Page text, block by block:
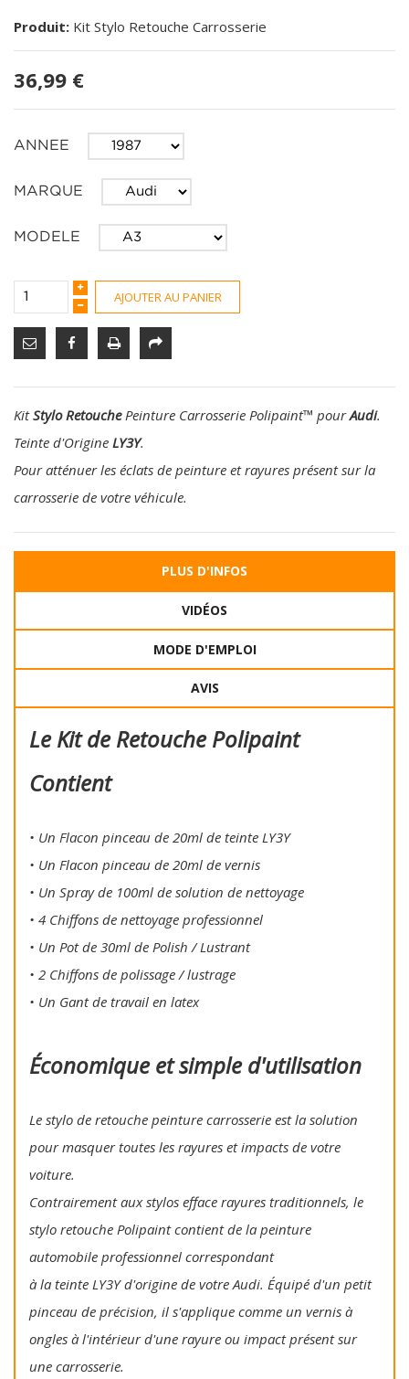
Produit: Kit Stylo Retouche Carrosserie
36,99 €
ANNEE
MARQUE
MODELE
AJOUTER AU PANIER
KitStylo RetouchePeinture Carrosserie Polipaint™ pourAudi.
Teinte d'Origine LY3Y.
Pour atténuer les éclats de peinture et rayures présent sur la
carrosserie de votre véhicule.
PLUS D'INFOS
VIDÉOS
MODE D'EMPLOI
AVIS
Le Kit de Retouche Polipaint
Contient
• Un Flacon pinceau de 20ml de teinte LY3Y
• Un Flacon pinceau de 20ml de vernis
• Un Spray de 100ml de solution de nettoyage
• 4 Chiffons de nettoyage professionnel
• Un Pot de 30ml de Polish / Lustrant
• 2 Chiffons de polissage / lustrage
• Un Gant de travail en latex
Économique et simple d'utilisation
Le stylo de retouche peinture carrosserie est la solution
pour masquer toutes les rayures et impacts de votre
voiture.
Contrairement aux stylos efface rayures traditionnels, le
stylo retouche Polipaint contient de la peinture
automobile professionnel correspondant
à la teinte LY3Y d'origine de votre Audi. Équipé d'un petit
pinceau de précision, il s'applique comme un vernis à
ongles à l'intérieur d'une rayure ou impact présent sur
une carrosserie.